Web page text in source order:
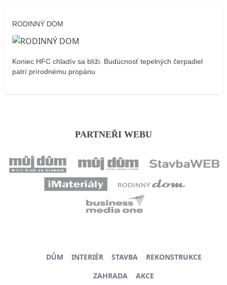
RODINNÝ DOM
Koniec HFC chladív sa blíži. Budúcnosť tepelných čerpadiel
patrí prírodnému propánu
PARTNEŘI WEBU
DŮM INTERIÉR STAVBA
REKONSTRUKCE
ZAHRADA
AKCE